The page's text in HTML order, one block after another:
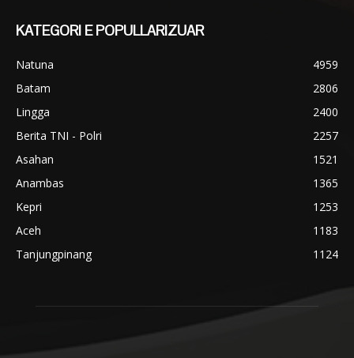
KATEGORI E POPULLARIZUAR
Natuna
4959
Batam
2806
Lingga
2400
Berita TNI - Polri
2257
Asahan
1521
Anambas
1365
Kepri
1253
Aceh
1183
Tanjungpinang
1124